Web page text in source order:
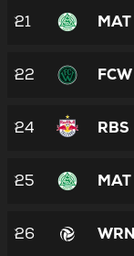
21 MAT
22 FCW
24 RBS
25 MAT
26 WRN